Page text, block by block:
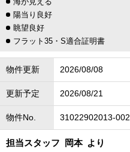
陽当り良好
眺望良好
フラット35・S適合証明書
物件更新 2026/08/08
更新予定 2026/08/21
物件No. 31022902013-002
担当スタッフ 岡本 より